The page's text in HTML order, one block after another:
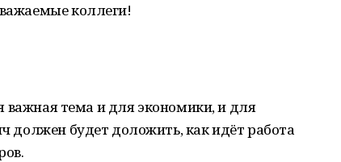
коллеги!
важная тема и для экономики, и для
должен будет доложить, как идёт работа